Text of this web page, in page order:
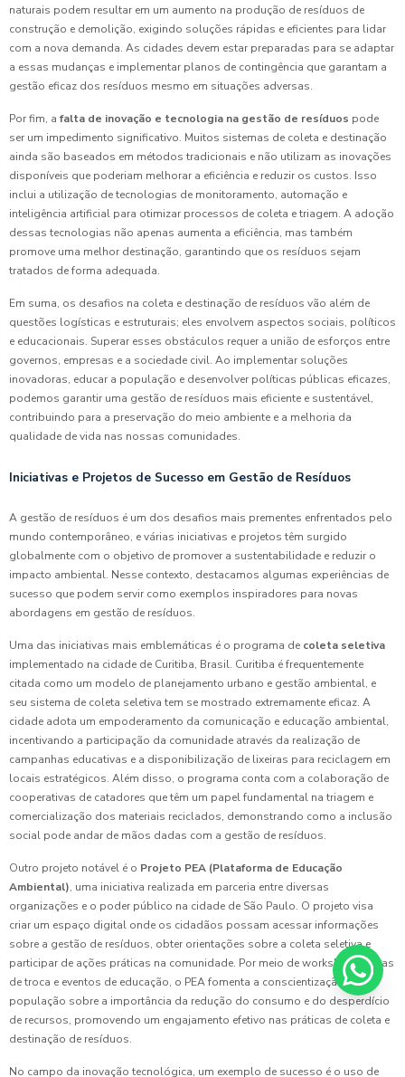
naturais podem resultar em um aumento na produção de resíduos de
construção e demolição, exigindo soluções rápidas e eficientes para lidar
com a nova demanda. As cidades devem estar preparadas para se adaptar
a essas mudanças e implementar planos de contingência que garantam a
gestão eficaz dos resíduos mesmo em situações adversas.
Por fim, a falta de inovação e tecnologia na gestão de resíduos pode
ser um impedimento significativo. Muitos sistemas de coleta e destinação
ainda são baseados em métodos tradicionais e não utilizam as inovações
disponíveis que poderiam melhorar a eficiência e reduzir os custos. Isso
inclui a utilização de tecnologias de monitoramento, automação e
inteligência artificial para otimizar processos de coleta e triagem. A adoção
dessas tecnologias não apenas aumenta a eficiência, mas também
promove uma melhor destinação, garantindo que os resíduos sejam
tratados de forma adequada.
Em suma, os desafios na coleta e destinação de resíduos vão além de
questões logísticas e estruturais; eles envolvem aspectos sociais, políticos
e educacionais. Superar esses obstáculos requer a união de esforços entre
governos, empresas e a sociedade civil. Ao implementar soluções
inovadoras, educar a população e desenvolver políticas públicas eficazes,
podemos garantir uma gestão de resíduos mais eficiente e sustentável,
contribuindo para a preservação do meio ambiente e a melhoria da
qualidade de vida nas nossas comunidades.
Iniciativas e Projetos de Sucesso em Gestão de Resíduos
A gestão de resíduos é um dos desafios mais prementes enfrentados pelo
mundo contemporâneo, e várias iniciativas e projetos têm surgido
globalmente com o objetivo de promover a sustentabilidade e reduzir o
impacto ambiental. Nesse contexto, destacamos algumas experiências de
sucesso que podem servir como exemplos inspiradores para novas
abordagens em gestão de resíduos.
Uma das iniciativas mais emblemáticas é o programa de coleta seletiva
implementado na cidade de Curitiba, Brasil. Curitiba é frequentemente
citada como um modelo de planejamento urbano e gestão ambiental, e
seu sistema de coleta seletiva tem se mostrado extremamente eficaz. A
cidade adota um empoderamento da comunicação e educação ambiental,
incentivando a participação da comunidade através da realização de
campanhas educativas e a disponibilização de lixeiras para reciclagem em
locais estratégicos. Além disso, o programa conta com a colaboração de
cooperativas de catadores que têm um papel fundamental na triagem e
comercialização dos materiais reciclados, demonstrando como a inclusão
social pode andar de mãos dadas com a gestão de resíduos.
Outro projeto notável é o Projeto PEA (Plataforma de Educação
Ambiental), uma iniciativa realizada em parceria entre diversas
organizações e o poder público na cidade de São Paulo. O projeto visa
criar um espaço digital onde os cidadãos possam acessar informações
sobre a gestão de resíduos, obter orientações sobre a coleta seletiva e
participar de ações práticas na comunidade. Por meio de workshops, feiras
de troca e eventos de educação, o PEA fomenta a conscientização da
população sobre a importância da redução do consumo e do desperdício
de recursos, promovendo um engajamento efetivo nas práticas de coleta e
destinação de resíduos.
No campo da inovação tecnológica, um exemplo de sucesso é o uso de